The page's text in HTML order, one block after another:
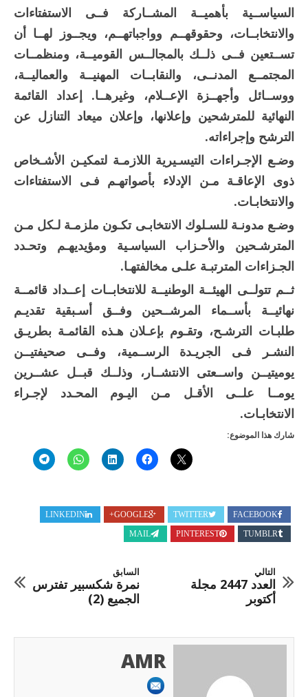
السياســية بأهميــة المشــاركة فــى الاستفتاءات
والانتخابــات، وحقوقهــم وواجباتهــم، ويجــوز لهــا أن
تســتعين فــى ذلــك بالمجالــس القوميــة، ومنظمــات
المجتمــع المدنــى، والنقابــات المهنيــة والعماليــة،
ووســائل وأجهــزة الإعــلام، وغيرهــا. إعداد القائمة
النهائية للمترشحين وإعلانها، وإعلان ميعاد التنازل عن
الترشح وإجراءاته.
وضـع الإجـراءات التيسـيرية اللازمـة لتمكيـن الأشـخاص
ذوى الإعاقـة مـن الإدلاء بأصواتهـم فـى الاستفتاءات
والانتخابـات.
وضـع مدونـة للسـلوك الانتخابـى تكـون ملزمـة لـكل مـن
المترشـحين والأحـزاب السياسـية ومؤيديهـم وتحـدد
الجـزاءات المترتبـة علـى مخالفتهـا.
ثــم تتولــى الهيئــة الوطنيــة للانتخابــات إعــداد قائمــة
نهائيــة بأســماء المرشــحين وفــق أسـبقية تقديـم
طلبـات الترشـح، وتقـوم بإعـلان هـذه القائمـة بطريـق
النشـر فـى الجريـدة الرســمية، وفــى صحيفتيــن
يوميتيــن واســعتى الانتشــار، وذلــك قبــل عشــرين
يومــا علــى الأقـل مـن اليـوم المحـدد لإجـراء
الانتخابـات.
شارك هذا الموضوع:
FACEBOOK
TWITTER
GOOGLE+
LINKEDIN
TUMBLR
PINTEREST
MAIL
السابق
نمرة شكسبير تفترس
الجميع (2)
التالي
العدد 2447 مجلة
أكتوبر
AMR